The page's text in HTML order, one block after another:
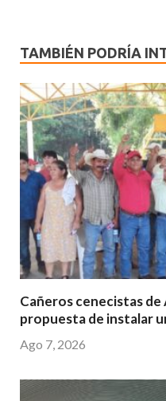
TAMBIÉN PODRÍA
Cañeros cenecistas de
propuesta de instalar
Ago 7, 2026